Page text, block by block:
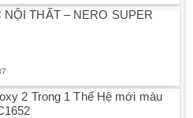
THẤT – NERO SUPER
2 Trong 1 Thế Hệ mới màu